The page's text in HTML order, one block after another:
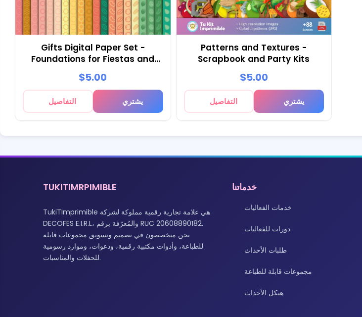
Gifts Digital Paper Set -
Foundations for Fiestas and
Scrapbooking
$5.00
التفاصيل يشتري
Patterns and Textures -
Scrapbook and Party Kits
$5.00
التفاصيل يشتري
TUKITIMRPIMIBLE
TukiTImprimible هي علامة تجارية رقمية مملوكة لشركة
DECOFES E.I.R.L، والمُعرّفة برقم RUC 20608890182.
نحن متخصصون في تصميم وتسويق مجموعات قابلة
للطباعة، وأدوات مكتبية رقمية، ودعوات، وموارد رسومية
للحفلات والمناسبات.
خدماتنا
خدمات الفعاليات
دورات للفعاليات
طلبات الأحداث
مجموعات قابلة للطباعة
هيكل الأحداث